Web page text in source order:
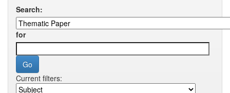
Search:
for
Current filters: